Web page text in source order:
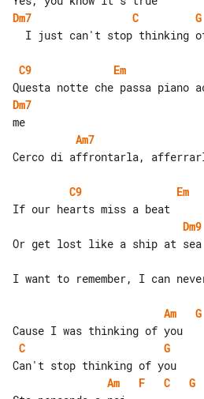
Dm7
C
G
C9
Em
Dm7
Am7
Cerco di affrontarla,
C9
Em
Dm9
I want to remember, I can
Am
G
C
G
Am
F C
G